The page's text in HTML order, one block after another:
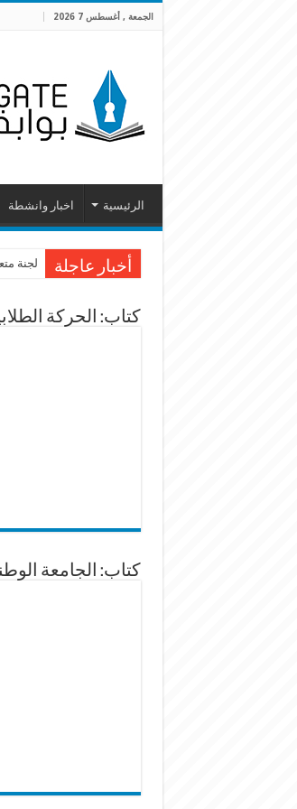
الجمعة , أغسطس 7 2026
الرئيسية اخبار وانشطة
أخبار عاجلة لجنة
كتاب: الحركة
كتاب: الجامعة